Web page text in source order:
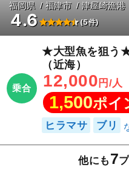
福岡県 福津市 津屋崎漁港
4.6 (5件)
乗合
★大型魚を狙う
（近海）
12,000 円/人
1,500ポイ
ヒラマサ ブリ
他にも 7